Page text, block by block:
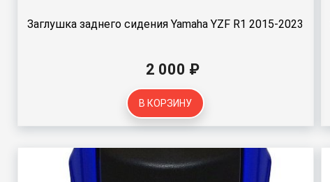
Заглушка заднего сидения Yamaha YZF R1 2015-2023
2 000 ₽
В КОРЗИНУ